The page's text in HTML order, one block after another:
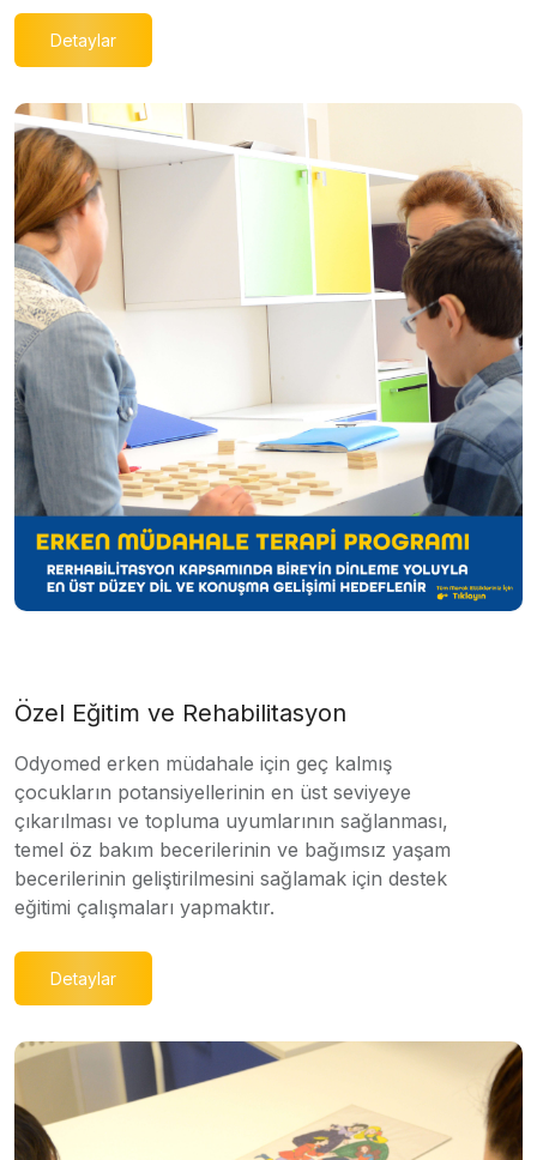
Detaylar
Özel Eğitim ve Rehabilitasyon
Odyomed erken müdahale için geç kalmış
çocukların potansiyellerinin en üst seviyeye
çıkarılması ve topluma uyumlarının sağlanması,
temel öz bakım becerilerinin ve bağımsız yaşam
becerilerinin geliştirilmesini sağlamak için destek
eğitimi çalışmaları yapmaktır.
Detaylar